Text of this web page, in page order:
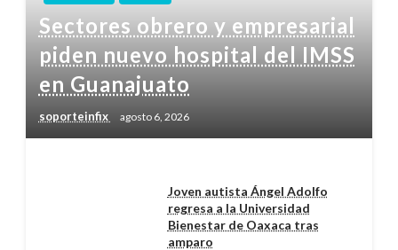
Sectores obrero y empresarial
piden nuevo hospital del IMSS
en Guanajuato
soporteinfix agosto 6, 2026
Joven autista Ángel Adolfo
regresa a la Universidad
Bienestar de Oaxaca tras
amparo